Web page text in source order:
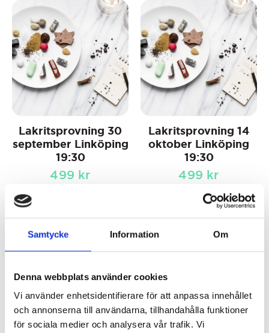
Samtycke Information Om
Denna webbplats använder cookies
Vi använder enhetsidentifierare för att anpassa innehållet
och annonserna till användarna, tillhandahålla funktioner
för sociala medier och analysera vår trafik. Vi
Lakritsprovning 30
september Linköping
19:30
499 kr
Lakritsprovning 14
oktober Linköping
19:30
499 kr
KÖP